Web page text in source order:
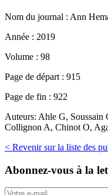
Nom du journal : Ann
Année : 2019
Volume : 98
Page de départ : 915
Page de fin : 922
Auteurs: Ahle G, Soussain
Collignon A, Chinot O,
< Revenir sur la liste des
Abonnez-vous à la